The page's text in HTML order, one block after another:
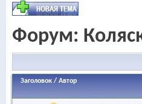
Форум:
Заголовок / Автор